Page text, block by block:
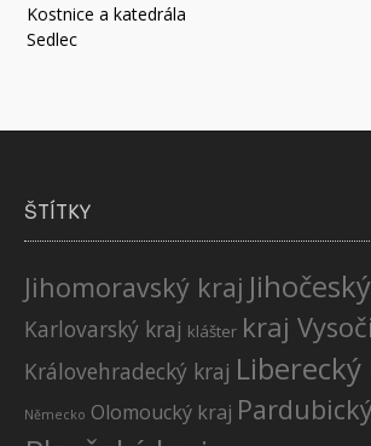
pro
příspěvek
Kostnice a katedrála
Sedlec
ŠTÍTKY
Jihomoravský kraj
Karlovarský kraj klášter kraj
Královehradecký kraj Liberecký
Německo Olomoucký kraj